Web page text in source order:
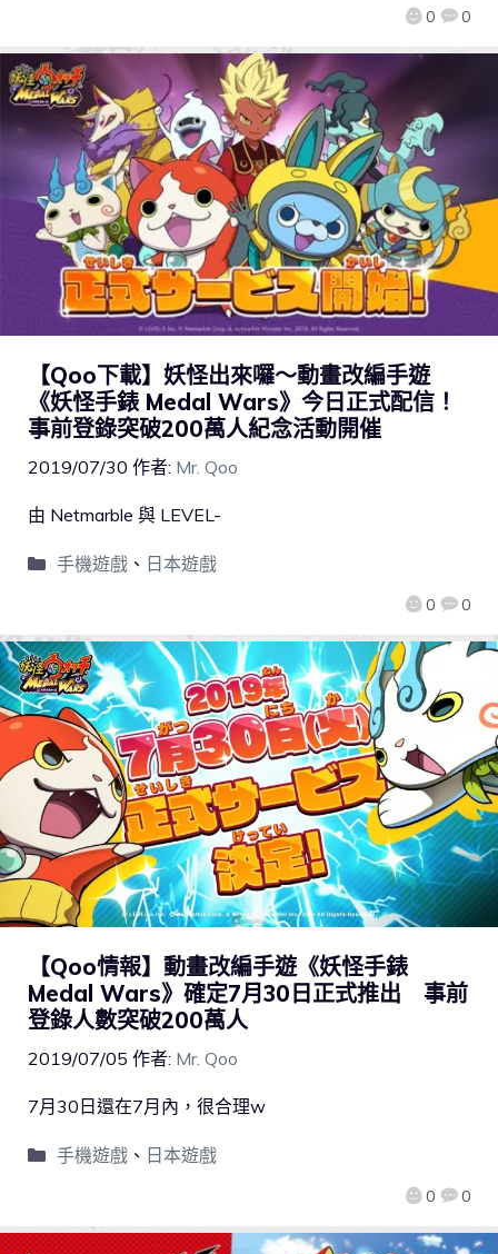
0 0
【Qoo下載】妖怪出來囉～動畫改編手遊
《妖怪手錶 Medal Wars》今日正式配信！
事前登錄突破200萬人紀念活動開催
2019/07/30 作者: Mr. Qoo
0 0
由 Netmarble 與 LEVEL-
手機遊戲、 日本遊戲
【Qoo情報】動畫改編手遊《妖怪手錶
Medal Wars》確定7月30日正式推出 事前
登錄人數突破200萬人
2019/07/05 作者: Mr. Qoo
0 0
7月30日還在7月內，很合理w
手機遊戲、 日本遊戲